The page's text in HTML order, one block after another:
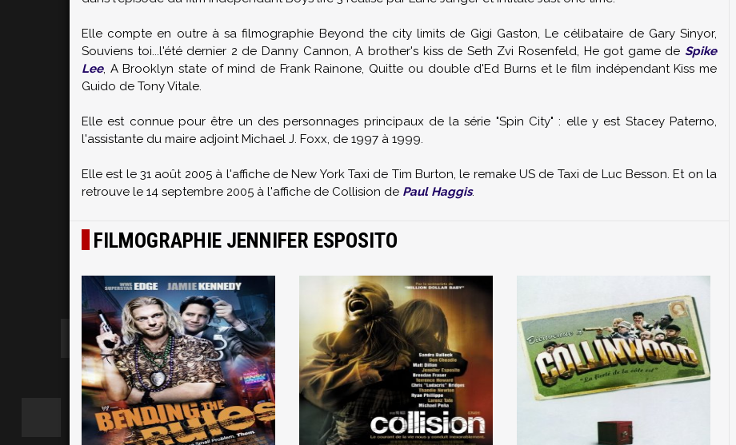
Elle compte en outre à sa filmographie Beyond the city limits de Gigi Gaston, Le célibataire de Gary Sinyor,
Souviens toi...l'été dernier 2 de Danny Cannon, A brother's kiss de Seth Zvi Rosenfeld, He got game de Spike
Lee, A Brooklyn state of mind de Frank Rainone, Quitte ou double d'Ed Burns et le film indépendant Kiss me
Guido de Tony Vitale.
Elle est connue pour être un des personnages principaux de la série "Spin City" : elle y est Stacey Paterno,
l'assistante du maire adjoint Michael J. Foxx, de 1997 à 1999.
Elle est le 31 août 2005 à l'affiche de New York Taxi de Tim Burton, le remake US de Taxi de Luc Besson. Et on la
retrouve le 14 septembre 2005 à l'affiche de Collision de Paul Haggis.
FILMOGRAPHIE JENNIFER ESPOSITO